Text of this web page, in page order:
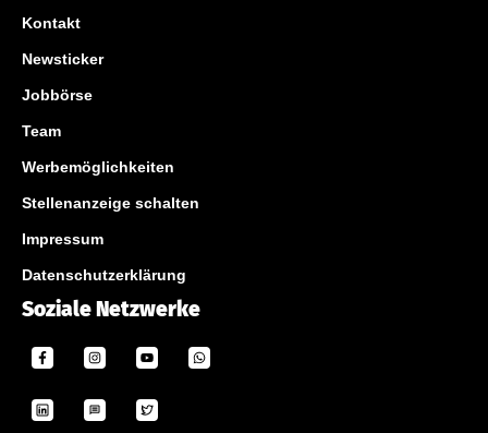
Kontakt
Newsticker
Jobbörse
Team
Werbemöglichkeiten
Stellenanzeige schalten
Impressum
Datenschutzerklärung
Soziale Netzwerke